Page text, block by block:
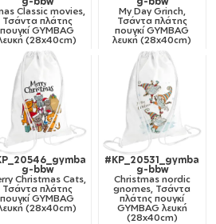
Classic movies,
Τσάντα πλάτης
πουγκί GYMBAG
(28x40cm)
My Day Grinch,
Τσάντα πλάτης
πουγκί GYMBAG
λευκή (28x40cm)
g-bbw
Christmas Cats,
Τσάντα πλάτης
πουγκί GYMBAG
(28x40cm)
#KP_20531_gymba
g-bbw
Christmas nordic
gnomes, Τσάντα
πλάτης πουγκί
GYMBAG λευκή
(28x40cm)